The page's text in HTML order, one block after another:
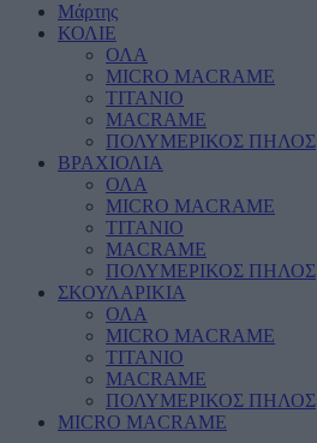
Μάρτης
ΚΟΛΙΕ
ΟΛΑ
MICRO MACRAME
ΤΙΤΑΝΙΟ
MACRAME
ΠΟΛΥΜΕΡΙΚΟΣ ΠΗΛΟΣ
ΒΡΑΧΙΟΛΙΑ
ΟΛΑ
MICRO MACRAME
ΤΙΤΑΝΙΟ
MACRAME
ΠΟΛΥΜΕΡΙΚΟΣ ΠΗΛΟΣ
ΣΚΟΥΛΑΡΙΚΙΑ
ΟΛΑ
MICRO MACRAME
ΤΙΤΑΝΙΟ
MACRAME
ΠΟΛΥΜΕΡΙΚΟΣ ΠΗΛΟΣ
MICRO MACRAME